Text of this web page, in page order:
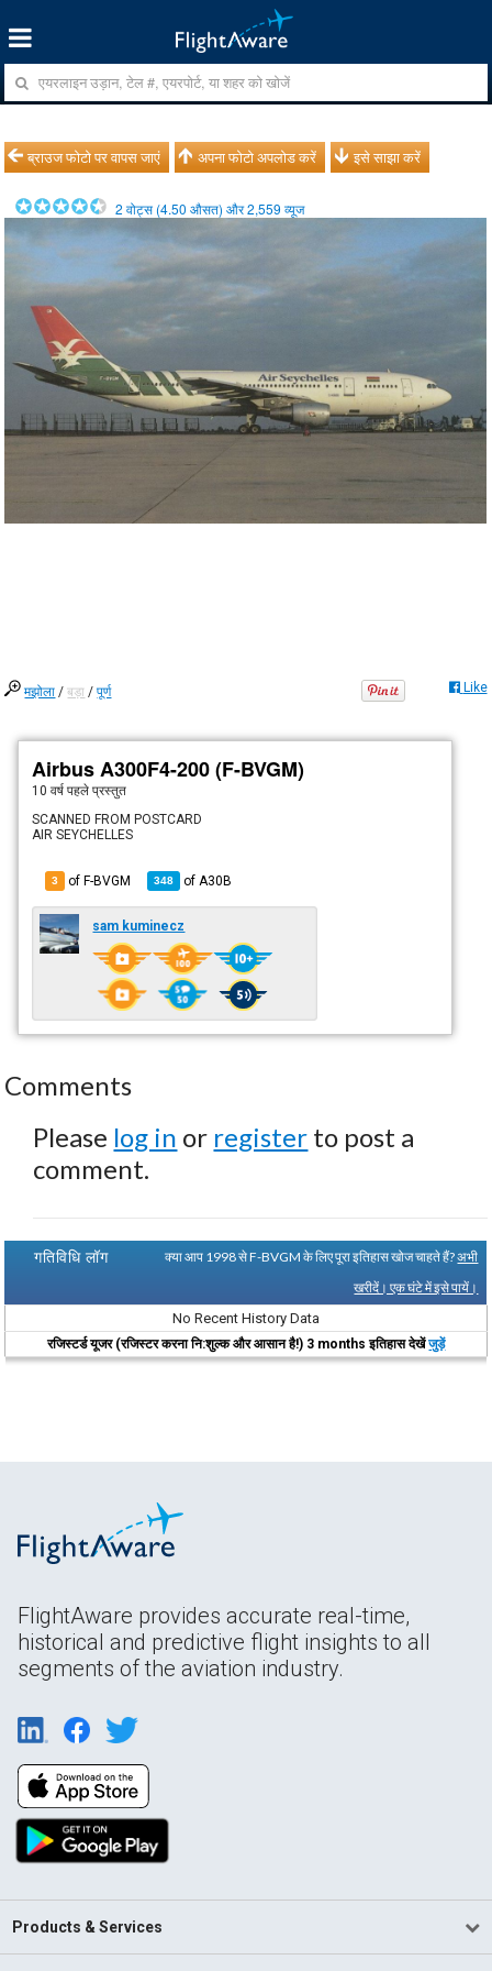
ब्राउज फोटो पर वापस जाएं अपना फोटो अपलोड करें इसे साझा करें
2 वोट्स (4.50 औसत) और2,559 व्यूज
मझोला /बड़ा /पूर्ण Like
Airbus A300F4-200 (F-BVGM)
10 वर्ष पहले प्रस्तुत
SCANNED FROM POSTCARD
AIR SEYCHELLES
3 of F-BVGM 348 of A30B
sam kuminecz
Comments
Please log in or register to post a
comment.
गतिविधि लॉग क्या आप 1998 से F-BVGM के लिए पूरा इतिहास खोज चाहते हैं?अभी
खरीदें। एक घंटे में इसे पायें।
No Recent History Data
रजिस्टर्ड यूजर (रजिस्टर करना नि:शुल्क और आसान है!) 3 months इतिहास देखेंजुड़ें
FlightAware provides accurate real-time,
historical and predictive flight insights to all
segments of the aviation industry.
Products & Services